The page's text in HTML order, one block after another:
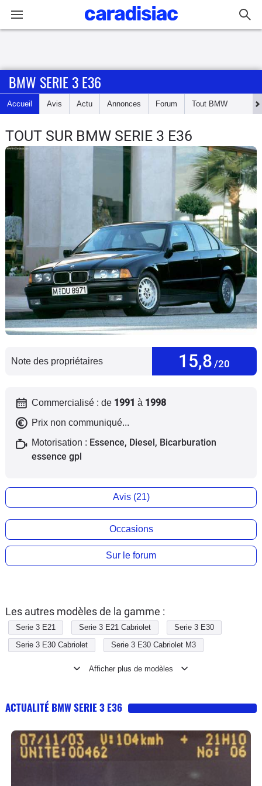
Accueil
Actu
Essais
Electriques
Utilitaires
Flottes
Auto
Services
Marques
BMW SERIE 3 E36
Accueil Avis Actu Annonces Forum Tout BMW
TOUT SUR BMW SERIE 3 E36
Note des propriétaires 15,8 /20
Commercialisé : de 1991 à 1998
Prix non communiqué...
Motorisation : Essence, Diesel, Bicarburation
essence gpl
Avis (21)
Occasions
Sur le forum
Les autres modèles de la gamme :
Serie 3 E21 Serie 3 E21 Cabriolet
Serie 3 E30
Serie 3 E30 Cabriolet
Serie 3 E30 Cabriolet M3
Serie 3 E36 Coupe
Serie 3 E36 Coupe M3
Serie 3 E36 M3
Serie 3 E36 Touring
Serie 3 E46
Serie 3 E46 Cabriolet
Serie 3 E46 Cabriolet M3
ACTUALITÉ BMW SERIE 3 E36